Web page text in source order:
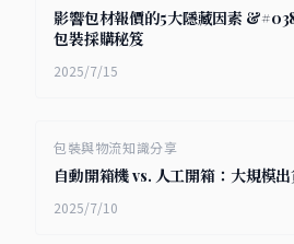
影響包材報價的5大隱藏因素
包裝採購秘笈
2025/7/15
包裝與物流知識分享
自動開箱機 vs. 人工開箱：大規模
2025/7/10